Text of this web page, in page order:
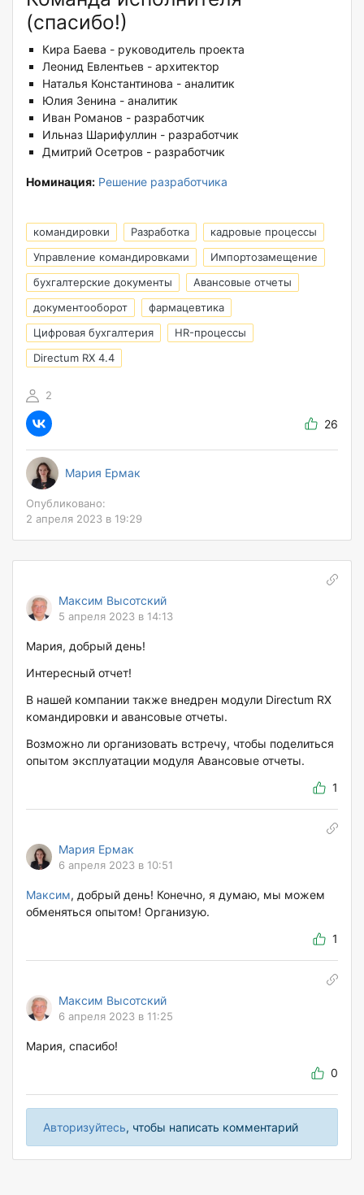
(спасибо!)
Кира Баева - руководитель проекта
Леонид Евлентьев - архитектор
Наталья Константинова - аналитик
Юлия Зенина - аналитик
Иван Романов - разработчик
Ильназ Шарифуллин - разработчик
Дмитрий Осетров - разработчик
Номинация: Решение разработчика
командировки Разработка
кадровые процессы
Управление командировками
Импортозамещение
бухгалтерские документы
Авансовые отчеты
документооборот
фармацевтика
Цифровая бухгалтерия
HR-процессы
Directum RX 4.4
2
26
Мария Ермак
Опубликовано:
2 апреля 2023 в 19:29
Максим Высотский
5 апреля 2023 в 14:13
Мария, добрый день!
Интересный отчет!
В нашей компании также внедрен модули Directum RX
командировки и авансовые отчеты.
Возможно ли организовать встречу, чтобы поделиться
опытом эксплуатации модуля Авансовые отчеты.
1
Мария Ермак
6 апреля 2023 в 10:51
Максим, добрый день! Конечно, я думаю, мы можем
обменяться опытом! Организую.
1
Максим Высотский
6 апреля 2023 в 11:25
Мария, спасибо!
0
Авторизуйтесь, чтобы написать комментарий